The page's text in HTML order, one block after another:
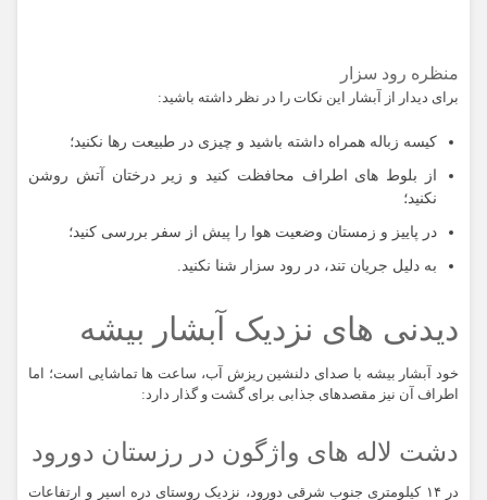
منظره رود سزار
برای دیدار از آبشار این نکات را در نظر داشته باشید:
کیسه زباله همراه داشته باشید و چیزی در طبیعت رها نکنید؛
از بلوط های اطراف محافظت کنید و زیر درختان آتش روشن
نکنید؛
در پاییز و زمستان وضعیت هوا را پیش از سفر بررسی کنید؛
به دلیل جریان تند، در رود سزار شنا نکنید.
دیدنی های نزدیک آبشار بیشه
خود آبشار بیشه با صدای دلنشین ریزش آب، ساعت ها تماشایی است؛ اما
اطراف آن نیز مقصدهای جذابی برای گشت و گذار دارد:
دشت لاله های واژگون در رزستان دورود
در ۱۴ کیلومتری جنوب شرقی دورود، نزدیک روستای دره اسپر و ارتفاعات